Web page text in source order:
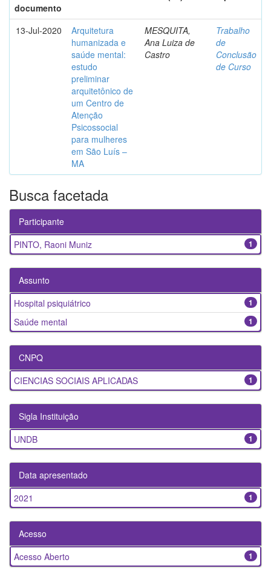
documento
13-Jul-2020
Arquitetura
humanizada e
saúde mental:
estudo
preliminar
arquitetônico de
um Centro de
Atenção
Psicossocial
para mulheres
em São Luís –
MA
MESQUITA,
Ana Luiza de
Castro
Trabalho
de
Conclusão
de Curso
Busca facetada
Participante
1
PINTO, Raoni Muniz
Assunto
1
Hospital psiquiátrico
1
Saúde mental
CNPQ
1
CIENCIAS SOCIAIS APLICADAS
Sigla Instituição
1
UNDB
Data apresentado
1
2021
Acesso
1
Acesso Aberto